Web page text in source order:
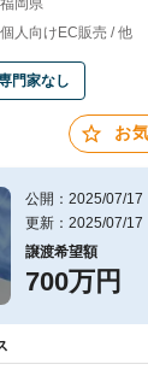
福岡県
個人向けEC販売 / 他
門家なし
お
公開：2025/07/17
更新：2025/07/17
譲渡希望額
700万円